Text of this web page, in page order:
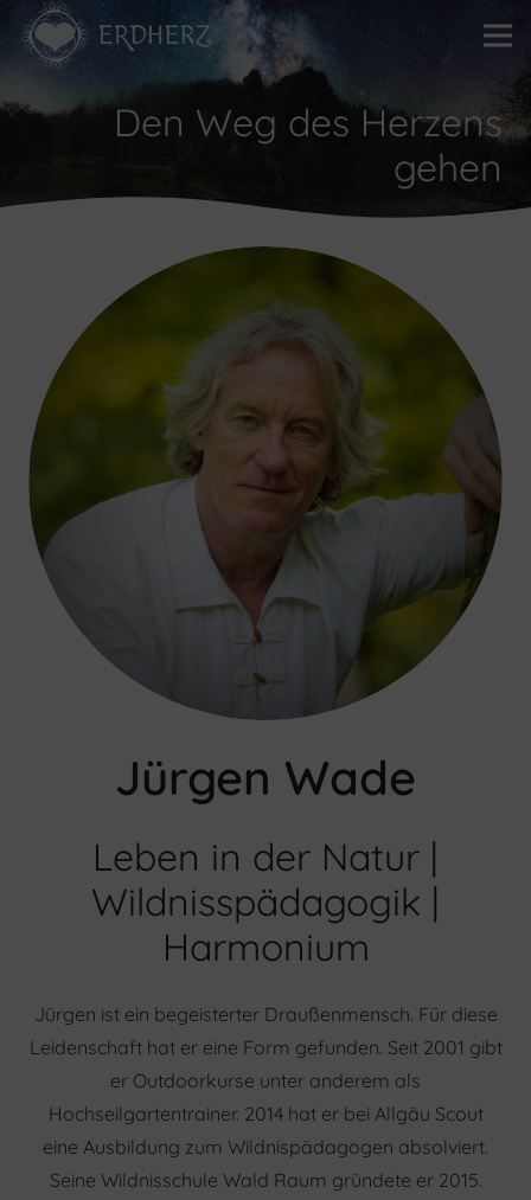
Den Weg des Herzens
gehen
Jürgen Wade
Leben in der Natur |
Wildnisspädagogik |
Harmonium
Jürgen ist ein begeisterter Draußenmensch. Für diese
Leidenschaft hat er eine Form gefunden. Seit 2001 gibt
er Outdoorkurse unter anderem als
Hochseilgartentrainer. 2014 hat er bei Allgäu Scout
eine Ausbildung zum Wildnispädagogen absolviert.
Seine Wildnisschule Wald Raum gründete er 2015.